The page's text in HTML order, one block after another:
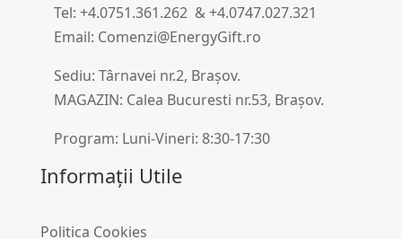
Tel: +4.0751.361.262 & +4.0747.027.321
Email: Comenzi@EnergyGift.ro
Sediu: Târnavei nr.2, Brașov.
MAGAZIN: Calea Bucuresti nr.53, Brașov.
Program: Luni-Vineri: 8:30-17:30
Informații Utile
Politica Cookies